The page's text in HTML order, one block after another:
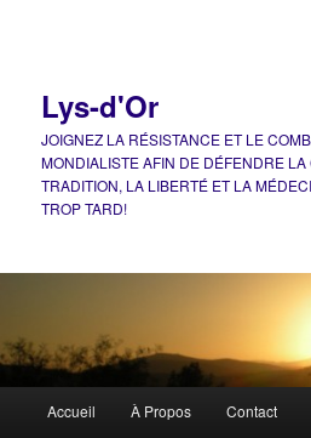
Lys-d'Or
JOIGNEZ LA RÉSISTANCE ET LE
MONDIALISTE AFIN DE DÉFENDRE LA
TRADITION, LA LIBERTÉ ET LA
TROP TARD!
principal
Accueil À Propos Contact